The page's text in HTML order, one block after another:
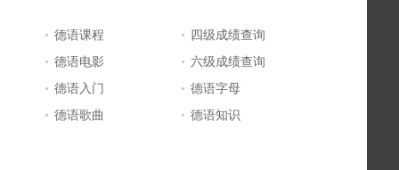
德语课程
四级成绩查询
德语电影
六级成绩查询
德语入门
德语字母
德语歌曲
德语知识